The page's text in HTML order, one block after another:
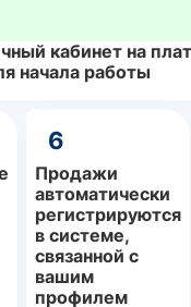
кабинет на
начала работы
6
Продажи
автоматически
регистрируются
в системе,
связанной с
вашим
профилем